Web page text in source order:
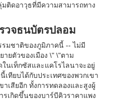
ติดอาวุธที่มีความสามารถทาง
วจธนบัตรปลอม
มชาติของภูมิภาคนี้ -- ไม่มี
ยตัวของเมือง \" \"ตาม
นเท็กซัสและแคโรไลนาจะอยู่
ทียบได้กับประเทศของพวกเขา
าเสียอีก ทั้งการทดลองและสูงผู้
เกิดขึ้นของบาร์บีคิวราคาแพง